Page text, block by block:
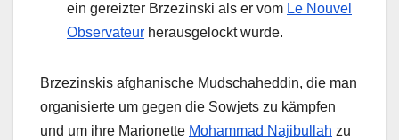
ein gereizter Brzezinski als er vom Le Nouvel
Observateur herausgelockt wurde.
Brzezinskis afghanische Mudschaheddin, die man
organisierte um gegen die Sowjets zu kämpfen
und um ihre Marionette Mohammad Najibullah zu